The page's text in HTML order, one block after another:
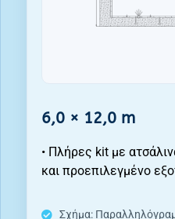
6,0 × 12,0 m
• Πλήρες kit με
και προεπιλεγμένο
Σχήμα: